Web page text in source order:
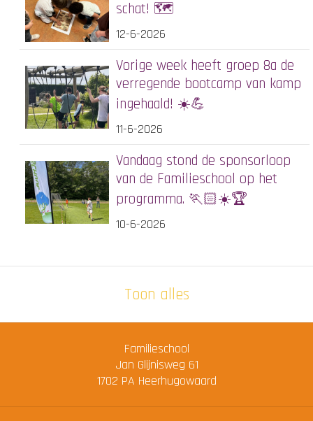
schat! 🗺️
12-6-2026
Vorige week heeft groep 8a de
verregende bootcamp van kamp
ingehaald! ☀️💪
11-6-2026
Vandaag stond de sponsorloop
van de Familieschool op het
programma. 🏃🏻☀️🏆
10-6-2026
Toon alles
Familieschool
Jan Glijnisweg 61
1702 PA Heerhugowaard